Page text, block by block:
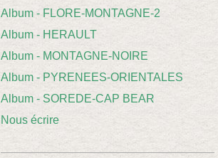
Album - FLORE-MONTAGNE-2
Album - HERAULT
Album - MONTAGNE-NOIRE
Album - PYRENEES-ORIENTALES
Album - SOREDE-CAP BEAR
Nous écrire